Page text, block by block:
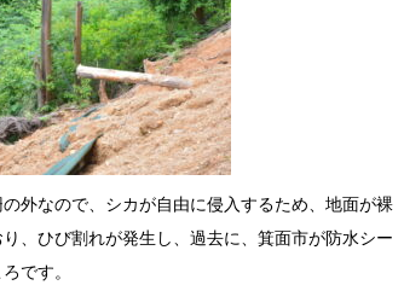
外なので、シカが自由に侵入するため、地面が裸
、ひび割れが発生し、過去に、箕面市が防水シー
です。